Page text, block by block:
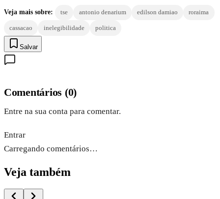
Veja mais sobre: tse antonio denarium edilson damiao roraima
cassacao inelegibilidade politica
Salvar
Comentários (0)
Entre na sua conta para comentar.
Entrar
Carregando comentários…
Veja também